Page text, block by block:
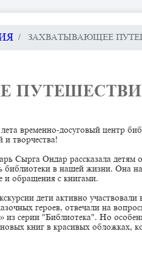
ЗАХВАТЫВАЮЩЕЕ
временно-досуговый центр
и творчества!
Сырга Ондар рассказала детям
библиотеки в нашей жизни. Она
и обращения с книгами.
дети активно
героев, отвечали на
из серии "Библиотека". Но
книг в красивых обложках,